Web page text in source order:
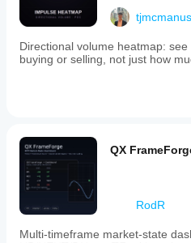
Directional volume heatmap:
buying or selling, not just how
QX
RodR
Multi-timeframe market-state